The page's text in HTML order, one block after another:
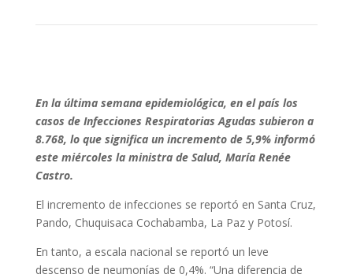
En la última semana epidemiológica, en el país los
casos de Infecciones Respiratorias Agudas subieron a
8.768, lo que significa un incremento de 5,9% informó
este miércoles la ministra de Salud, María Renée
Castro.
El incremento de infecciones se reportó en Santa Cruz,
Pando, Chuquisaca Cochabamba, La Paz y Potosí.
En tanto, a escala nacional se reportó un leve
descenso de neumonías de 0,4%. “Una diferencia de